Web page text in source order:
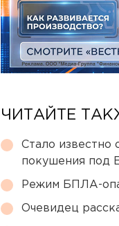
ЧИТАЙТЕ
Стало известно
покушения под
Режим БПЛА-
Очевидец